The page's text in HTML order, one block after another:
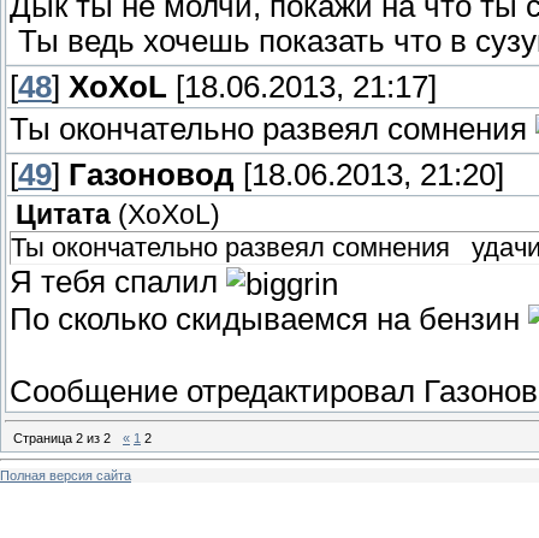
Ты ведь хочешь показать что в
[48] XoXoL [18.06.2013, 21:17]
Ты окончательно развеял сомнения
[49] Газоновод [18.06.2013, 21:20]
Цитата (XoXoL)
Ты окончательно развеял сомнения
Я тебя спалил
По сколько скидываемся на бензин
Сообщение отредактировал
Страница 2 из 2 « 1 2
Полная версия сайта